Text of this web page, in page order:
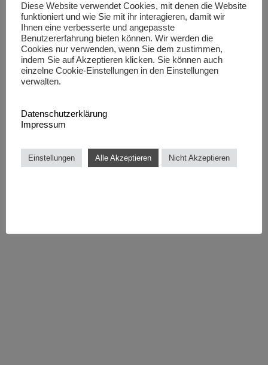
Diese Website verwendet Cookies, mit denen die Website
funktioniert und wie Sie mit ihr interagieren, damit wir
Ihnen eine verbesserte und angepasste
Benutzererfahrung bieten können. Wir werden die
Cookies nur verwenden, wenn Sie dem zustimmen,
indem Sie auf Akzeptieren klicken. Sie können auch
einzelne Cookie-Einstellungen in den Einstellungen
verwalten.
Datenschutzerklärung
Impressum
Einstellungen Alle Akzeptieren Nicht Akzeptieren